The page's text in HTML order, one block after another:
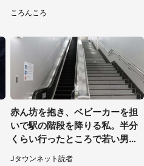
ころんころ
赤ん坊を抱き、ベビーカーを担
いで駅の階段を降りる私。半分
くらい行ったところで若い男性
が...（埼玉県・50代女性）
Jタウンネット読者